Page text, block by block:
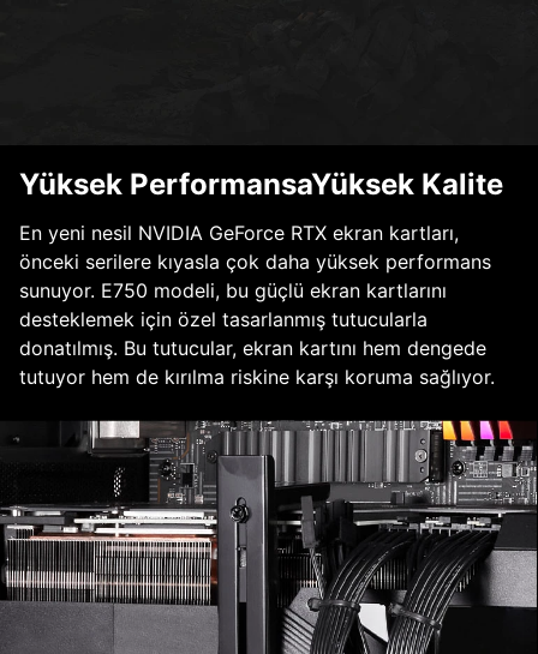
Yüksek PerformansaYüksek Kalite
En yeni nesil NVIDIA GeForce RTX ekran kartları,
önceki serilere kıyasla çok daha yüksek performans
sunuyor. E750 modeli, bu güçlü ekran kartlarını
desteklemek için özel tasarlanmış tutucularla
donatılmış. Bu tutucular, ekran kartını hem dengede
tutuyor hem de kırılma riskine karşı koruma sağlıyor.